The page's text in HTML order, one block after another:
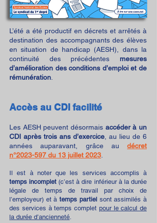
L’été a été productif en décrets et arrêtés à
destination des accompagnants des élèves
en situation de handicap (AESH), dans la
continuité des précédentes mesures
d’amélioration des conditions d’emploi et de
rémunération
Accès au CDI facilité
Les AESH peuvent désormais accéder à un
CDI après trois ans d’exercice , au lieu de 6
années auparavant, grâce au décret
n°2023-597 du 13 juillet 2023
Il est à noter que les services accomplis à
temps incomplet (c’est à dire inférieur à la durée
légale de temps de travail par choix de
l’employeur) et àtemps partielsont assimilés à
des services à temps complet pour le calcul de
la durée d’ancienneté.